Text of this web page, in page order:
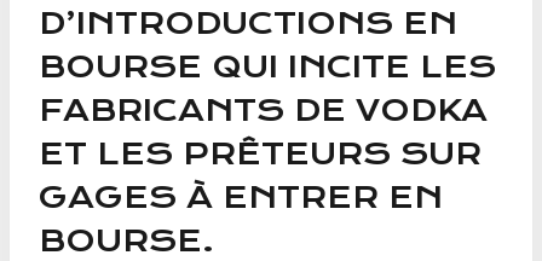
D’INTRODUCTIONS EN
BOURSE QUI INCITE LES
FABRICANTS DE VODKA
ET LES PRÊTEURS SUR
GAGES À ENTRER EN
BOURSE.